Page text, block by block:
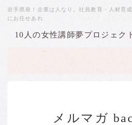
岩手県発！企業は人なり。社員教育・人材育
にお任せあれ
10人の女性講師夢プロジェク
メルマガ